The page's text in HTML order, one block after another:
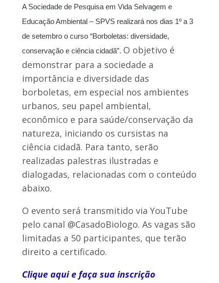
A Sociedade de Pesquisa em Vida Selvagem e
Educação Ambiental – SPVS realizará nos dias 1º a 3
de setembro o curso “Borboletas: diversidade,
conservação e ciência cidadã”. O objetivo é
demonstrar para a sociedade a
importância e diversidade das
borboletas, em especial nos ambientes
urbanos, seu papel ambiental,
econômico e para saúde/conservação da
natureza, iniciando os cursistas na
ciência cidadã. Para tanto, serão
realizadas palestras ilustradas e
dialogadas, relacionadas com o conteúdo
abaixo.
O evento será transmitido via YouTube
pelo canal @CasadoBiologo. As vagas são
limitadas a 50 participantes, que terão
direito a certificado.
Clique aqui e faça sua inscrição